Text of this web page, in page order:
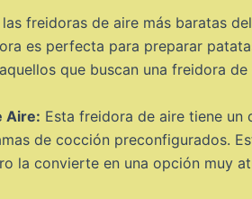
las freidoras de aire más baratas
es perfecta para preparar
que buscan una freidora de
Aire: Esta freidora de aire tiene un
de cocción preconfigurados.
la convierte en una opción muy